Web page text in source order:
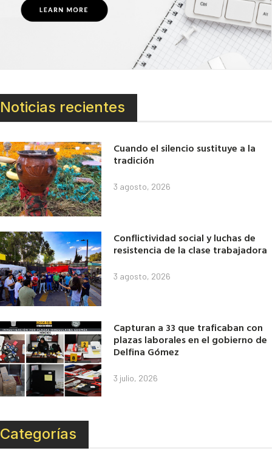
Noticias recientes
Cuando el silencio sustituye a la
tradición
3 agosto, 2026
Conflictividad social y luchas de
resistencia de la clase trabajadora
3 agosto, 2026
Capturan a 33 que traficaban con
plazas laborales en el gobierno de
Delfina Gómez
3 julio, 2026
Categorías